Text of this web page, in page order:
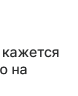
на